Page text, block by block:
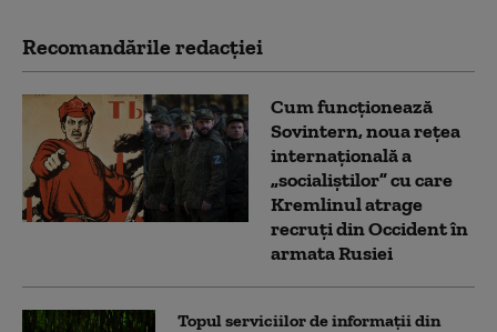
Recomandările redacţiei
Cum funcționează
Sovintern, noua rețea
internațională a
„socialiștilor” cu care
Kremlinul atrage
recruți din Occident în
armata Rusiei
Topul serviciilor de informații din